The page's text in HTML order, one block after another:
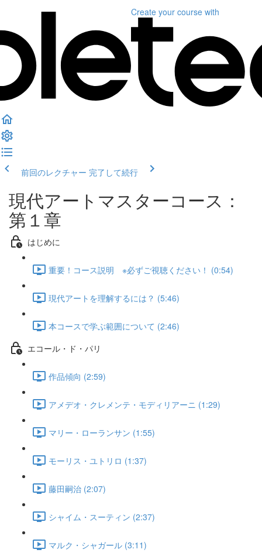
Create your course with
前回のレクチャー 完了して続行
現代アートマスターコース：
第１章
はじめに
重要！コース説明 ※必ずご視聴ください！ (0:54)
現代アートを理解するには？ (5:46)
本コースで学ぶ範囲について (2:46)
エコール・ド・パリ
作品傾向 (2:59)
アメデオ・クレメンテ・モディリアーニ (1:29)
マリー・ローランサン (1:55)
モーリス・ユトリロ (1:37)
藤田嗣治 (2:07)
シャイム・スーティン (2:37)
マルク・シャガール (3:11)